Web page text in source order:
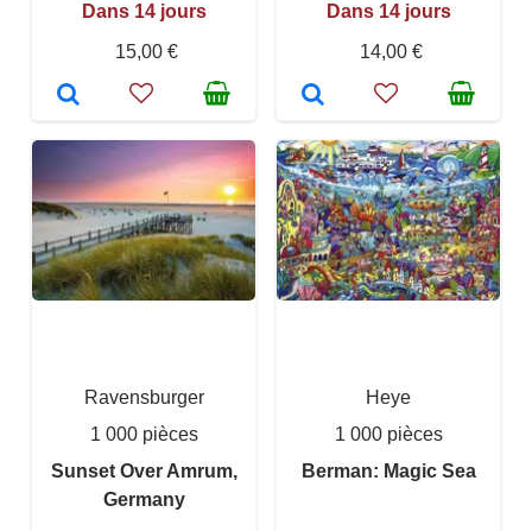
Dans 14 jours
15,00 €
Dans 14 jours
14,00 €
Ravensburger
1 000 pièces
Sunset Over Amrum,
Germany
Heye
1 000 pièces
Berman: Magic Sea